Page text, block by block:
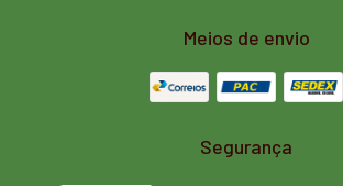
Meios de envio
Segurança